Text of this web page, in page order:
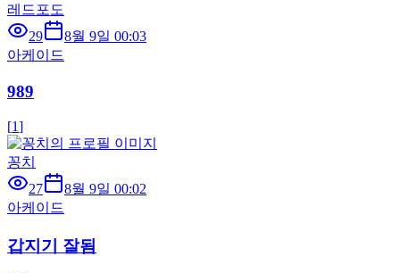
레드포도
29
8월 9일 00:03
아케이드
989
[1]
꽁치
27
8월 9일 00:02
아케이드
갑지기 잘됨